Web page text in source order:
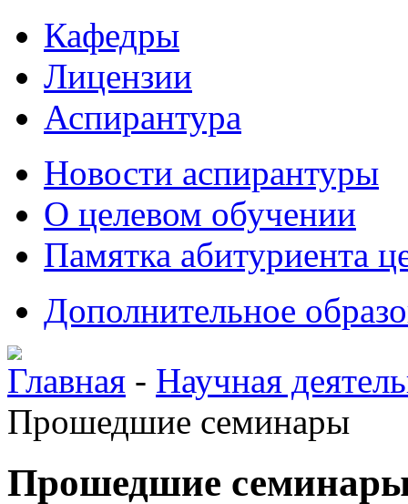
Кафедры
Лицензии
Аспирантура
Новости аспирантуры
О целевом обучении
Памятка абитуриента
Дополнительное
Главная - Научная
Прошедшие семинары
Прошедшие